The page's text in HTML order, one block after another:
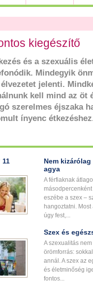
kiegészítő
és a szexuális
Mindegyik
jelenti.
kell mind az öt
szerelmes éjszaka
ínyenc
11
Nem
agya
A férfiaknak
másodpercenként
eszébe a szex –
hangoztatni.
úgy fest,...
Szex és
A szexualitás
örömforrás:
annál. A szex az
és életminőség
fontos...